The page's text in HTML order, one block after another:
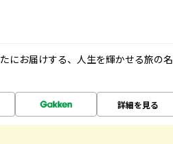
にお届けする、人生を輝かせる旅の名
詳細を見る